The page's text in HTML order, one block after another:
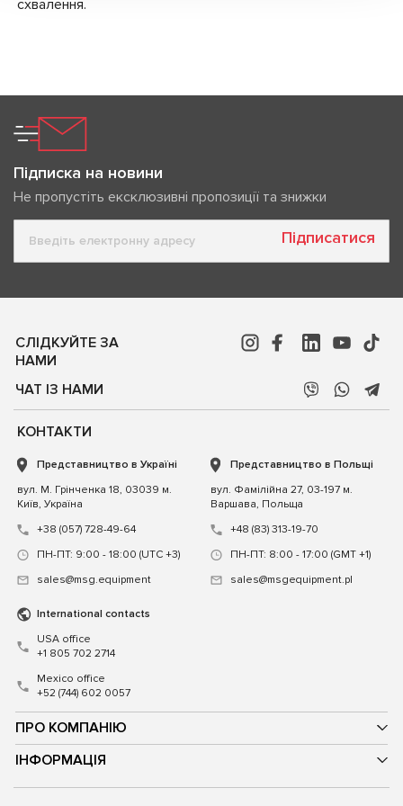
схвалення.
Підписка на новини
Не пропустіть ексклюзивні пропозиції та знижки
Підписатися
СЛІДКУЙТЕ ЗА
НАМИ
ЧАТ ІЗ НАМИ
ПРО КОМПАНІЮ
ІНФОРМАЦІЯ
КОНТАКТИ
Представництво в Україні
вул. М. Грінченка 18, 03039 м.
Київ, Україна
+38 (057) 728-49-64
ПН-ПТ: 9:00 - 18:00 (UTC +3)
sales@msg.equipment
Представництво в Польщі
вул. Фамілійна 27, 03-197 м.
Варшава, Польща
+48 (83) 313-19-70
ПН-ПТ: 8:00 - 17:00 (GMT +1)
sales@msgequipment.pl
International contacts
USA office
+1 805 702 2714
Mexico office
+52 (744) 602 0057